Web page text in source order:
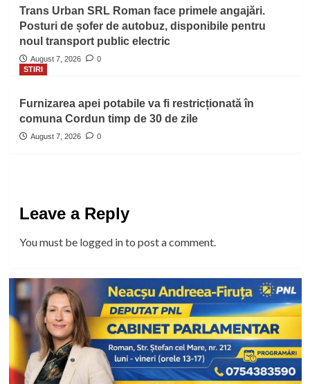
Trans Urban SRL Roman face primele angajări.
Posturi de șofer de autobuz, disponibile pentru
noul transport public electric
August 7, 2026
0
STIRI
Furnizarea apei potabile va fi restricționată în
comuna Cordun timp de 30 de zile
August 7, 2026 0
Leave a Reply
You must be logged into post a comment.